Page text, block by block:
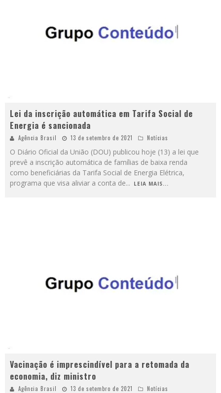
Lei da inscrição automática em Tarifa Social de
Energia é sancionada
Agência Brasil 13 de setembro de 2021 Notícias
O Diário Oficial da União (DOU) publicou hoje (13) a lei que
prevê a inscrição automática de famílias de baixa renda
como beneficiárias da Tarifa Social de Energia Elétrica,
programa que visa aliviar a conta de... LEIA MAIS...
Vacinação é imprescindível para a retomada da
economia, diz ministro
Agência Brasil 13 de setembro de 2021 Notícias